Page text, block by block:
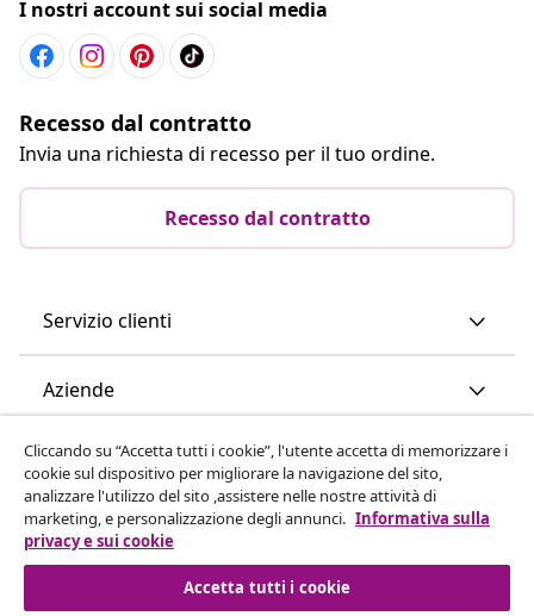
I nostri account sui social media
Recesso dal contratto
Invia una richiesta di recesso per il tuo ordine.
Recesso dal contratto
Servizio clienti
Aziende
vidaXL
Scopri di più
Cliccando su “Accetta tutti i cookie”, l'utente accetta di memorizzare i
cookie sul dispositivo per migliorare la navigazione del sito,
analizzare l'utilizzo del sito ,assistere nelle nostre attività di
marketing, e personalizzazione degli annunci. Informativa sulla
privacy e sui cookie
Accetta tutti i cookie